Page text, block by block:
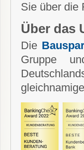
Sie über die
Über das
Die
Gruppe